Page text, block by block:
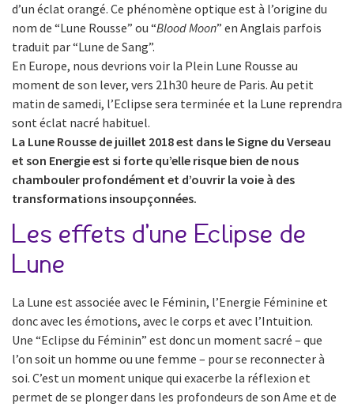
d’un éclat orangé. Ce phénomène optique est à l’origine du
nom de “Lune Rousse” ou “Blood Moon” en Anglais parfois
traduit par “Lune de Sang”.
En Europe, nous devrions voir la Plein Lune Rousse au
moment de son lever, vers 21h30 heure de Paris. Au petit
matin de samedi, l’Eclipse sera terminée et la Lune reprendra
sont éclat nacré habituel.
La Lune Rousse de juillet 2018 est dans le Signe du Verseau
et son Energie est si forte qu’elle risque bien de nous
chambouler profondément et d’ouvrir la voie à des
transformations insoupçonnées.
Les effets d’une Eclipse de
Lune
La Lune est associée avec le Féminin, l’Energie Féminine et
donc avec les émotions, avec le corps et avec l’Intuition.
Une “Eclipse du Féminin” est donc un moment sacré – que
l’on soit un homme ou une femme – pour se reconnecter à
soi. C’est un moment unique qui exacerbe la réflexion et
permet de se plonger dans les profondeurs de son Ame et de